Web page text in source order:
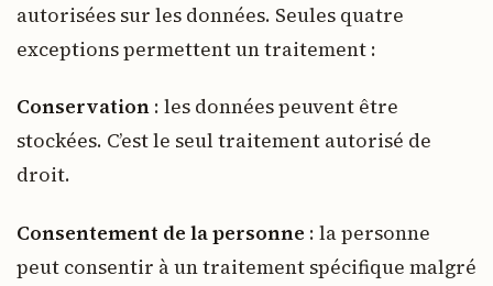
autorisées sur les données. Seules quatre
exceptions permettent un traitement :
Conservation : les données peuvent être
stockées. C’est le seul traitement autorisé de
droit.
Consentement de la personne : la personne
peut consentir à un traitement spécifique malgré